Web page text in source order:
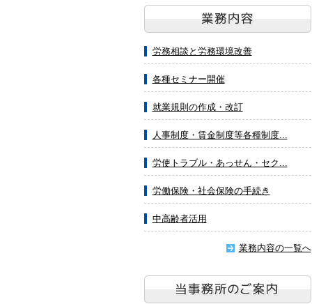
労務相談と労務環境改善
各種セミナー開催
就業規則の作成・改訂
人事制度・賃金制度等各種制度...
労使トラブル・あっせん・セク...
労働保険・社会保険の手続き
中高齢者活用
業務内容の一覧へ